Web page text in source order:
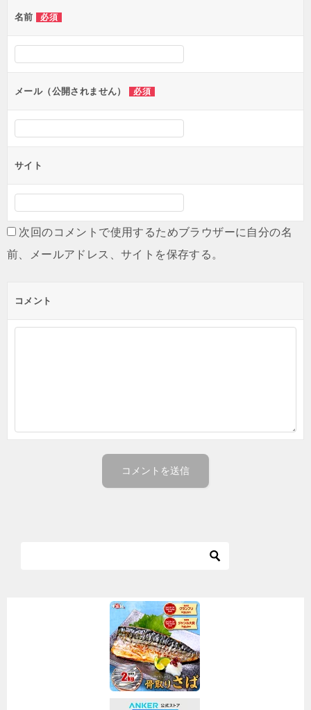
ー
シ
ン
名前 必須
メール（公開されません） 必須
サイト
次回のコメントで使用するためブラウザーに自分の名
前、メールアドレス、サイトを保存する。
コメント